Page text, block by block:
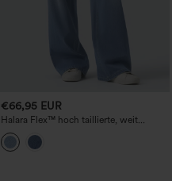
€66,95 EUR
Halara Flex™ hoch taillierte, weit
geschnittene, gewaschene Casual-
Jeans mit Taschen